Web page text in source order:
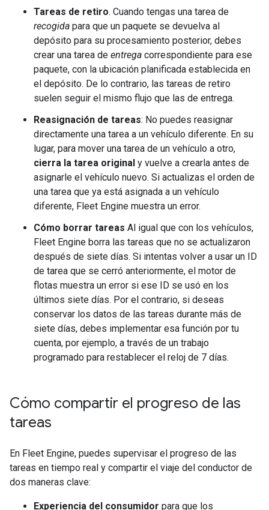
Tareas de retiro. Cuando tengas una tarea de
recogida para que un paquete se devuelva al
depósito para su procesamiento posterior, debes
crear una tarea de entrega correspondiente para ese
paquete, con la ubicación planificada establecida en
el depósito. De lo contrario, las tareas de retiro
suelen seguir el mismo flujo que las de entrega.
Reasignación de tareas: No puedes reasignar
directamente una tarea a un vehículo diferente. En su
lugar, para mover una tarea de un vehículo a otro,
cierra la tarea original y vuelve a crearla antes de
asignarle el vehículo nuevo. Si actualizas el orden de
una tarea que ya está asignada a un vehículo
diferente, Fleet Engine muestra un error.
Cómo borrar tareas Al igual que con los vehículos,
Fleet Engine borra las tareas que no se actualizaron
después de siete días. Si intentas volver a usar un ID
de tarea que se cerró anteriormente, el motor de
flotas muestra un error si ese ID se usó en los
últimos siete días. Por el contrario, si deseas
conservar los datos de las tareas durante más de
siete días, debes implementar esa función por tu
cuenta, por ejemplo, a través de un trabajo
programado para restablecer el reloj de 7 días.
Cómo compartir el progreso de las
tareas
En Fleet Engine, puedes supervisar el progreso de las
tareas en tiempo real y compartir el viaje del conductor de
dos maneras clave:
Experiencia del consumidor para que los